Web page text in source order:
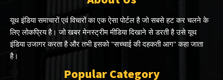
यूथ इंडिया समाचारों एवं विचारों का एक ऐसा पोर्टल है जो सबसे हट कर चलने के
लिए लोकप्रिय है। जो खबर मेनस्ट्रीम मीडिया दिखाने से डरती है उसे यूथ
इंडिया उजागर करता है और तभी इसको "सच्चाई की दहकती आग" कहा जाता
है।
Popular Category